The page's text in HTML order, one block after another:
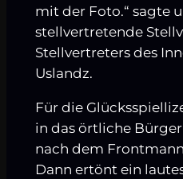
mit der Foto.“ sagte
stellvertretende
Stellvertreters des
Uslandz.
Für die
in das örtliche
nach dem
Dann ertönt ein